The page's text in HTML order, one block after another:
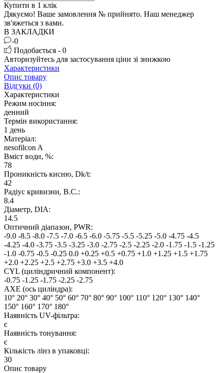
Купити в 1 клік
Дякуємо! Ваше замовлення № прийнято. Наш менеджер
зв'яжеться з вами.
В ЗАКЛАДКИ
-0
Подобається - 0
Авторизуйтесь для застосування ціни зі знижкою
Характеристики
Опис товару
Відгуки (0)
Характеристики
Режим носіння:
денний
Термін використання:
1 день
Матеріал:
nesofilcon A
Вміст води, %:
78
Проникність кисню, Dk/t:
42
Радіус кривизни, B.C.:
8.4
Дiаметр, DIA:
14.5
Оптичний діапазон, PWR:
-9.0 -8.5 -8.0 -7.5 -7.0 -6.5 -6.0 -5.75 -5.5 -5.25 -5.0 -4.75 -4.5
-4.25 -4.0 -3.75 -3.5 -3.25 -3.0 -2.75 -2.5 -2.25 -2.0 -1.75 -1.5 -1.25
-1.0 -0.75 -0.5 -0.25 0.0 +0.25 +0.5 +0.75 +1.0 +1.25 +1.5 +1.75
+2.0 +2.25 +2.5 +2.75 +3.0 +3.5 +4.0
CYL (циліндричний компонент):
-0.75 -1.25 -1.75 -2.25 -2.75
AXE (ось циліндра):
10° 20° 30° 40° 50° 60° 70° 80° 90° 100° 110° 120° 130° 140°
150° 160° 170° 180°
Наявнiсть UV-фiльтра:
є
Наявність тонування:
є
Кiлькiсть лiнз в упаковцi:
30
Опис товару